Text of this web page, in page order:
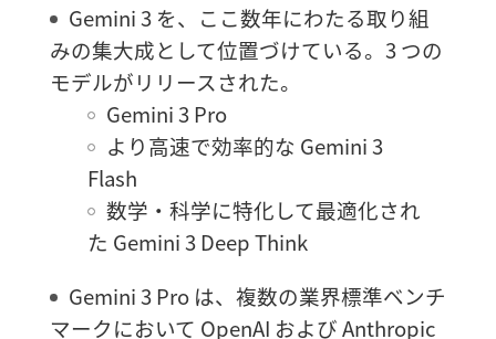
Gemini 3 を、ここ数年にわたる取り組
みの集大成として位置づけている。3 つの
モデルがリリースされた。
Gemini 3 Pro
より高速で効率的な Gemini 3
Flash
数学・科学に特化して最適化され
た Gemini 3 Deep Think
Gemini 3 Pro は、複数の業界標準ベンチ
マークにおいて OpenAI および Anthropic